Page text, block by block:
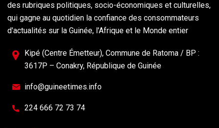
des rubriques politiques, socio-économiques et culturelles,
qui gagne au quotidien la confiance des consommateurs
d'actualités sur la Guinée, l'Afrique et le Monde entier
Kipé (Centre Émetteur), Commune de Ratoma / BP :
3617P – Conakry, République de Guinée
info@guineetimes.info
224 666 72 73 74